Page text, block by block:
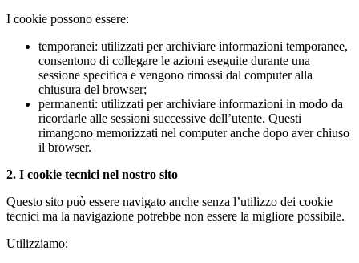
I cookie possono essere:
temporanei: utilizzati per archiviare informazioni temporanee,
consentono di collegare le azioni eseguite durante una
sessione specifica e vengono rimossi dal computer alla
chiusura del browser;
permanenti: utilizzati per archiviare informazioni in modo da
ricordarle alle sessioni successive dell’utente. Questi
rimangono memorizzati nel computer anche dopo aver chiuso
il browser.
2. I cookie tecnici nel nostro sito
Questo sito può essere navigato anche senza l’utilizzo dei cookie
tecnici ma la navigazione potrebbe non essere la migliore possibile.
Utilizziamo: